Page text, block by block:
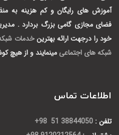
آموزش های رایگان و کم هزینه به
فضای مجازی گامی بزرگ بردارد .
خود را درجهت ارائه بهترینخدمات
شبکه های اجتماعی مینمایند و از هیچ
اطلاعات تماس
تلفن : 38844050 51 98+